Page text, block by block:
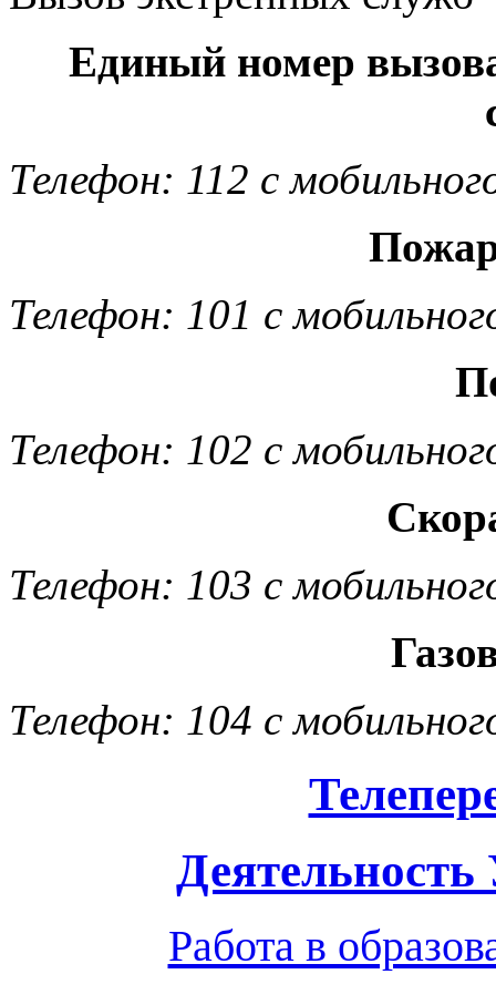
Единый номер
Телефон: 112 с
Телефон: 101 с
Телефон: 102 с
Телефон: 103 с
Телефон: 104 с
Работа в